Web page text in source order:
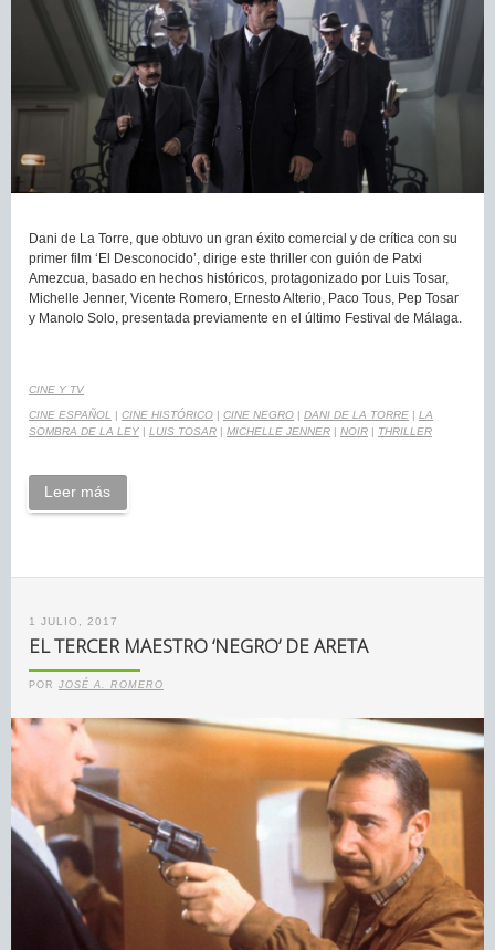
Dani de La Torre, que obtuvo un gran éxito comercial y de crítica con su
primer film ‘El Desconocido’, dirige este thriller con guión de Patxi
Amezcua, basado en hechos históricos, protagonizado por Luis Tosar,
Michelle Jenner, Vicente Romero, Ernesto Alterio, Paco Tous, Pep Tosar
y Manolo Solo, presentada previamente en el último Festival de Málaga.
CINE Y TV
CINE ESPAÑOL | CINE HISTÓRICO | CINE NEGRO | DANI DE LA TORRE | LA
SOMBRA DE LA LEY | LUIS TOSAR | MICHELLE JENNER | NOIR | THRILLER
Leer más
1 JULIO, 2017
EL TERCER MAESTRO ‘NEGRO’ DE ARETA
POR JOSÉ A. ROMERO